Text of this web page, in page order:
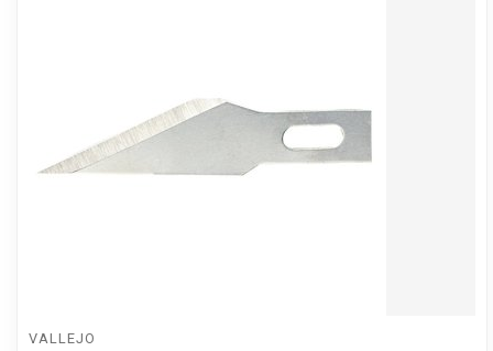
VALLEJO